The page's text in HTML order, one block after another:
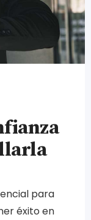
para
éxito en